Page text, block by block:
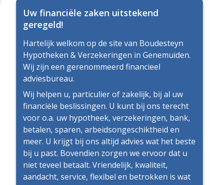
Uw financiële zaken uitstekend
geregeld!
Hartelijk welkom op de site van Boudesteyn
Hypotheken & Verzekeringen in Genemuiden.
Wij zijn een gerenommeerd financieel
adviesbureau.
Wij helpen u, particulier of zakelijk, bij al uw
financiële beslissingen. U kunt bij ons terecht
voor o.a. uw hypotheek, verzekeringen, bank,
betalen, sparen, arbeidsongeschiktheid en
meer. U krijgt bij ons altijd advies wat het beste
bij u past. Bovendien zorgen we ervoor dat u
niet teveel betaalt. Vriendelijk, kwaliteit,
aandacht, service, flexibel en betrokken is wat